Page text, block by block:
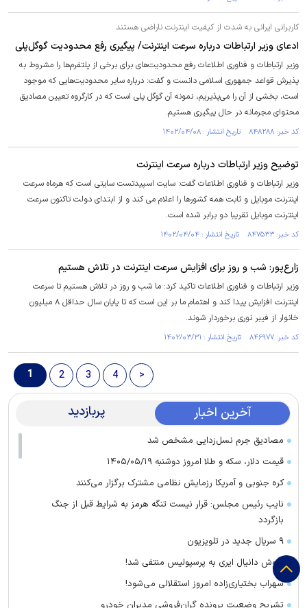
کاربرانی ایرانی به شدت از کیفیت اینترنت ناراضی هستند
ادعای وزیر ارتباطات درباره سرعت اینترنت/ پیگیری رفع محدودیت گوگل‌پلی
وزیر ارتباطات و فناوری اطلاعات رفع محدودیت‌های برای برخی از پلتفرم‌ها را مشروط به
پذیرش قواعد جمهوری اسلامی دانست و گفت: درباره سایر محدودیت‌هایی که موجود
است، بخشی از آن را می‌پذیریم، نمونه آن گوگل پلی است که در کارگروه تعیین مصادیق
محتوای مجرمانه در حال پیگیری هستیم.
کد خبر: ۸۴۸۲۸۸ تاریخ انتشار : ۱۴۰۲/۰۴/۰۸
توضیح وزیر ارتباطات درباره سرعت اینترنت
وزیر ارتباطات و فناوری اطلاعات گفت: سایت اسپیدتست سایتی است که هرماه سرعت
اینترنت موبایل و ثابت همه کشورها را اعلام می کند و از ابتدای دولت تاکنون سرعت
اینترنت موبایل تقریبا دو برابر شده است.
کد خبر: ۸۴۷۵۳۳ تاریخ انتشار : ۱۴۰۲/۰۴/۰۴
زارع‌پور: شب و روز برای افزایش سرعت اینترنت در تلاش هستیم
وزیر ارتباطات و فناوری اطلاعات تاکید کرد: ما شب و روز در تلاش هستیم تا سرعت
اینترنت افزایش پیدا کند و اهتمام ما بر این است که تا پایان سال حداقل ۸ میلیون
خانوار از فیبر نوری برخوردار شوند.
کد خبر: ۸۴۶۹۷۷ تاریخ انتشار : ۱۴۰۲/۰۳/۳۱
1 2 3 4 >
آخرین اخبار پربازدید
مصادیق جرم نسل‌زدایی مشخص شد
قیمت دلار، سکه و طلا امروز دوشنبه ۱۴۰۵/۰۵/۱۹
کره جنوبی و آمریکا رزمایش نظامی مشترک برگزار می‌کنند
نایب رئیس مجلس: قرار نیست تنگه هرمز به شرایط قبل از جنگ
بازگردد
۹ سریال جدید در تلویزیون
فروش دانیال ایری به پرسپولیس منتفی شد!
سهراب بختیاری‌زاده امروز استقلالی می‌شود!
تشریح وضعیت پرونده گران‌فروشی مدیران خودرو